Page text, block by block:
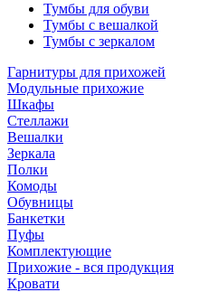
Тумбы для обуви
Тумбы с вешалкой
Тумбы с зеркалом
Гарнитуры для прихожей
Модульные прихожие
Шкафы
Стеллажи
Вешалки
Зеркала
Полки
Комоды
Обувницы
Банкетки
Пуфы
Комплектующие
Прихожие - вся продукция
Кровати